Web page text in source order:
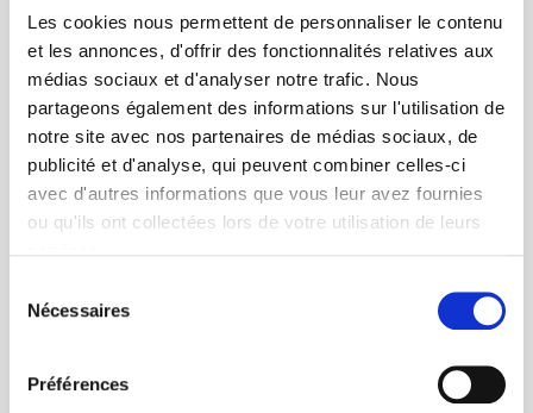
Les cookies nous permettent de personnaliser le contenu
et les annonces, d'offrir des fonctionnalités relatives aux
médias sociaux et d'analyser notre trafic. Nous
partageons également des informations sur l'utilisation de
notre site avec nos partenaires de médias sociaux, de
publicité et d'analyse, qui peuvent combiner celles-ci
avec d'autres informations que vous leur avez fournies
ou qu'ils ont collectées lors de votre utilisation de leurs
Nécessaires
Préférences
Après trois années d’engagement collectif, le
projet Feeling You(th) touche à sa fin avec
l’organisation du Youth for Mental Health
Festival le 13 octobre 2026 à Bruxelles.
Publié dans:Projets en Belgique
Nouvelles
Feeling You(th)
Lire la suite